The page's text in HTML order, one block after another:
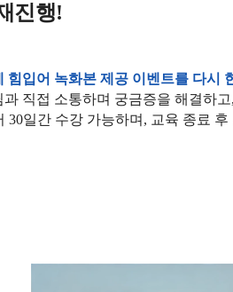
진행!
힘입어 녹화본 제공 이벤트를 다시
직접 소통하며 궁금증을 해결하
일간 수강 가능하며, 교육 종료